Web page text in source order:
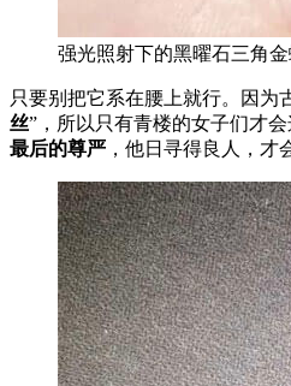
强光照射下的黑曜石三角
只要别把它系在腰上就行。因为
丝”，所以只有青楼的女子们才
最后的尊严 ，他日寻得良人，才